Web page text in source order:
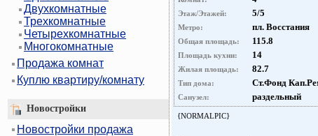
Двухкомнатные
Трехкомнатные
Четырехкомнатные
Многокомнатные
Продажа комнат
Куплю квартиру/комнату
Новостройки
Новостройки продажа
Этаж/Этажей: 5/5
Метро: пл. Восстания
Общая площадь: 115.8
Площадь кухни: 14
Жилая площадь: 82.7
Тип дома: Ст.Фонд
Санузел: раздельный
{NORMALPIC}